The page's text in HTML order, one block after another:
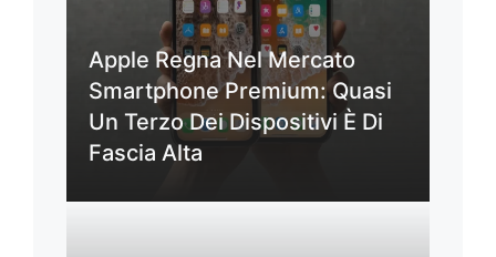
Apple Regna Nel Mercato
Smartphone Premium: Quasi
Un Terzo Dei Dispositivi È Di
Fascia Alta